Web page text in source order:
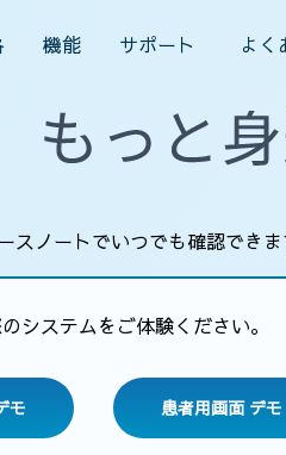
機能 サポート よく
ノートでいつでも確認できま
システムをご体験ください。
モ 患者用画面 デモ